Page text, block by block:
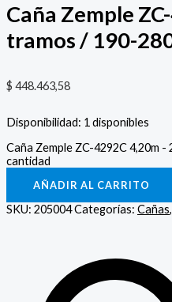
Caña Zemple
tramos / 190-
$ 448.463,58
Disponibilidad: 1 disponibles
Caña Zemple ZC-4292C 4,20m
cantidad
AÑADIR AL CARRITO
SKU: 205004Categorías: Cañas,